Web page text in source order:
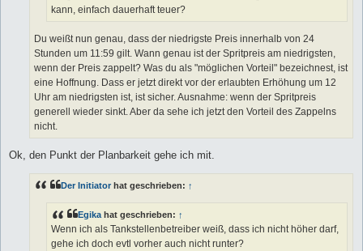
kann, einfach dauerhaft teuer?
Du weißt nun genau, dass der niedrigste Preis innerhalb von 24
Stunden um 11:59 gilt. Wann genau ist der Spritpreis am niedrigsten,
wenn der Preis zappelt? Was du als "möglichen Vorteil" bezeichnest, ist
eine Hoffnung. Dass er jetzt direkt vor der erlaubten Erhöhung um 12
Uhr am niedrigsten ist, ist sicher. Ausnahme: wenn der Spritpreis
generell wieder sinkt. Aber da sehe ich jetzt den Vorteil des Zappelns
nicht.
Ok, den Punkt der Planbarkeit gehe ich mit.
Der Initiator hat geschrieben: ↑
Egika hat geschrieben: ↑
Wenn ich als Tankstellenbetreiber weiß, dass ich nicht höher darf,
gehe ich doch evtl vorher auch nicht runter?